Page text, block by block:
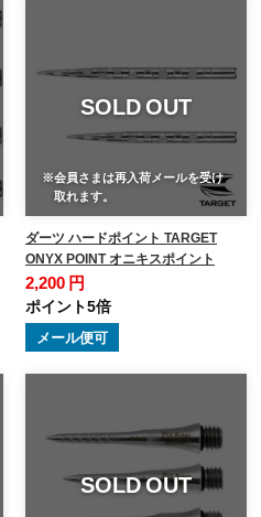
SOLD OUT
※会員さまは再入荷メールを受け
取れます。
ダーツ ハードポイント TARGET
ONYX POINT オニキスポイント
2,200 円
ポイント5倍
メール便可
SOLD OUT